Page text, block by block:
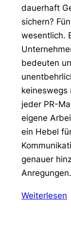
dauerhaft
sichern?
wesentlich.
bedeuten
keineswegs
jeder PR-
eigene
ein Hebel
genauer
Anregungen.
Weiterlesen